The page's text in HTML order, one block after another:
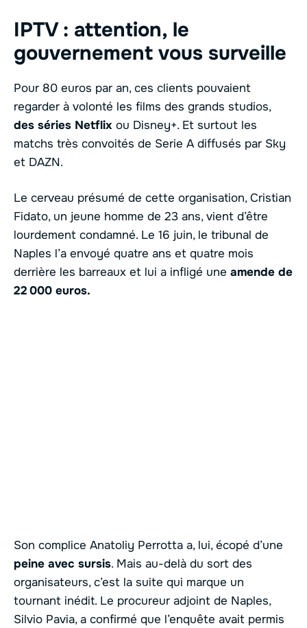
IPTV : attention, le
gouvernement vous surveille
Pour 80 euros par an, ces clients pouvaient
regarder à volonté les films des grands studios,
des séries Netflix ou Disney+. Et surtout les
matchs très convoités de Serie A diffusés par Sky
et DAZN.
Le cerveau présumé de cette organisation, Cristian
Fidato, un jeune homme de 23 ans, vient d’être
lourdement condamné. Le 16 juin, le tribunal de
Naples l’a envoyé quatre ans et quatre mois
derrière les barreaux et lui a infligé une amende de
22 000 euros.
Son complice Anatoliy Perrotta a, lui, écopé d’une
peine avec sursis. Mais au-delà du sort des
organisateurs, c’est la suite qui marque un
tournant inédit. Le procureur adjoint de Naples,
Silvio Pavia, a confirmé que l’enquête avait permis